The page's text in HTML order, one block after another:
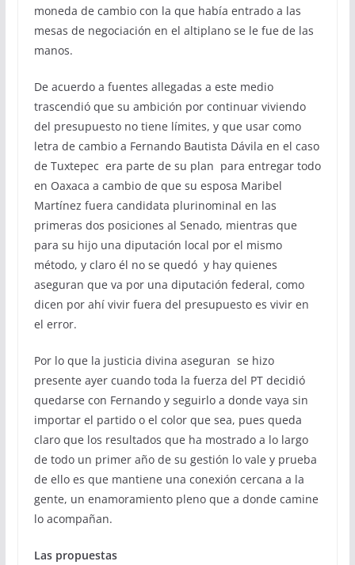
moneda de cambio con la que había entrado a las
mesas de negociación en el altiplano se le fue de las
manos.
De acuerdo a fuentes allegadas a este medio
trascendió que su ambición por continuar viviendo
del presupuesto no tiene límites, y que usar como
letra de cambio a Fernando Bautista Dávila en el caso
de Tuxtepec era parte de su plan para entregar todo
en Oaxaca a cambio de que su esposa Maribel
Martínez fuera candidata plurinominal en las
primeras dos posiciones al Senado, mientras que
para su hijo una diputación local por el mismo
método, y claro él no se quedó y hay quienes
aseguran que va por una diputación federal, como
dicen por ahí vivir fuera del presupuesto es vivir en
el error.
Por lo que la justicia divina aseguran se hizo
presente ayer cuando toda la fuerza del PT decidió
quedarse con Fernando y seguirlo a donde vaya sin
importar el partido o el color que sea, pues queda
claro que los resultados que ha mostrado a lo largo
de todo un primer año de su gestión lo vale y prueba
de ello es que mantiene una conexión cercana a la
gente, un enamoramiento pleno que a donde camine
lo acompañan.
Las propuestas